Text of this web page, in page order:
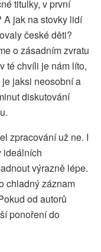
titulky, v první
A jak na stovky lidí
české děti?
o zásadním zvratu
té chvíli je nám líto,
jaksi neosobní a
diskutování
zpracování už ne. I
ideálních
výrazně lépe.
chladný záznam
od autorů
ponoření do